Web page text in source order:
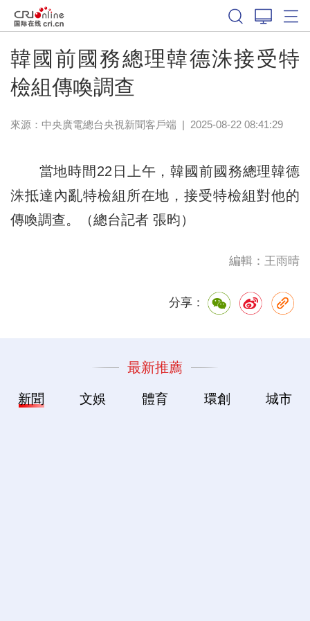
韓國前國務總理韓德洙接受特
檢組傳喚調查
來源： 中央廣電總台央視新聞客戶端 | 2025-08-22 08:41:29
當地時間22日上午，韓國前國務總理韓德
洙抵達內亂特檢組所在地，接受特檢組對他的
傳喚調查。（總台記者 張昀）
編輯：王雨晴
分享：
最新推薦
新聞 文娛 體育 環創 城市